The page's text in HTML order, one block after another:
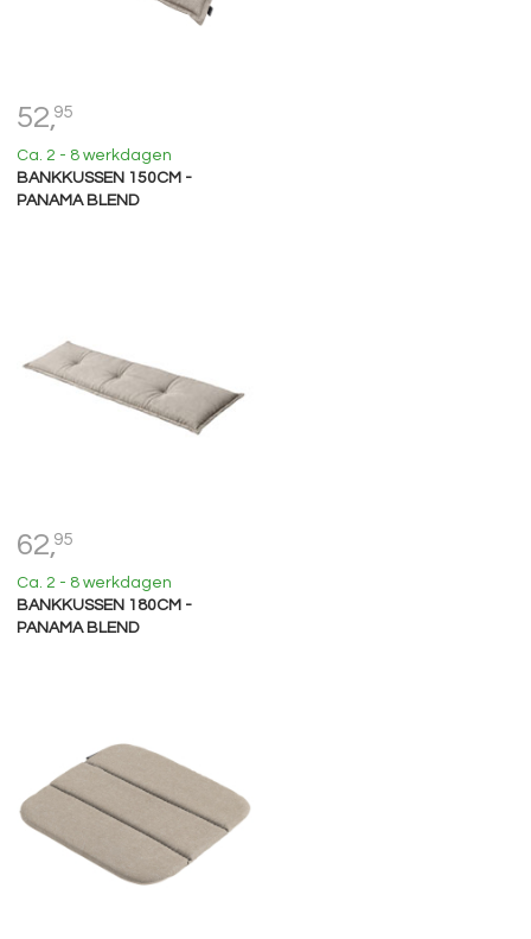
52,95
Ca. 2 - 8 werkdagen
BANKKUSSEN 150CM -
PANAMA BLEND
62,95
Ca. 2 - 8 werkdagen
BANKKUSSEN 180CM -
PANAMA BLEND